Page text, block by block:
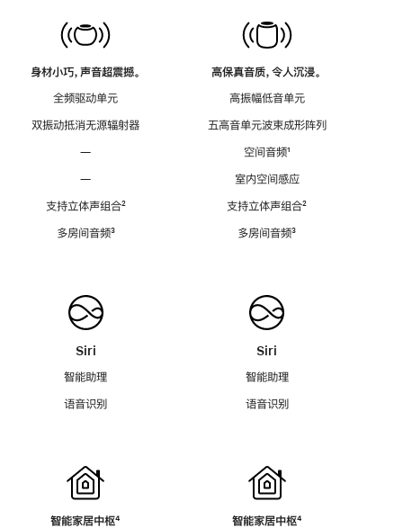
身材小巧，声音超震撼。
全频驱动单元
双振动抵消无源辐射器
—
—
支持立体声组合脚
²
多房间音频脚
³
Siri
智能助理
语音识别
智能家居中枢脚
⁴
高保真音质，令人沉浸。
高振幅低音单元
五高音单元波束成形阵列
空间音频脚
¹
室内空间感应
支持立体声组合脚
²
多房间音频脚
³
Siri
智能助理
语音识别
智能家居中枢脚
⁴